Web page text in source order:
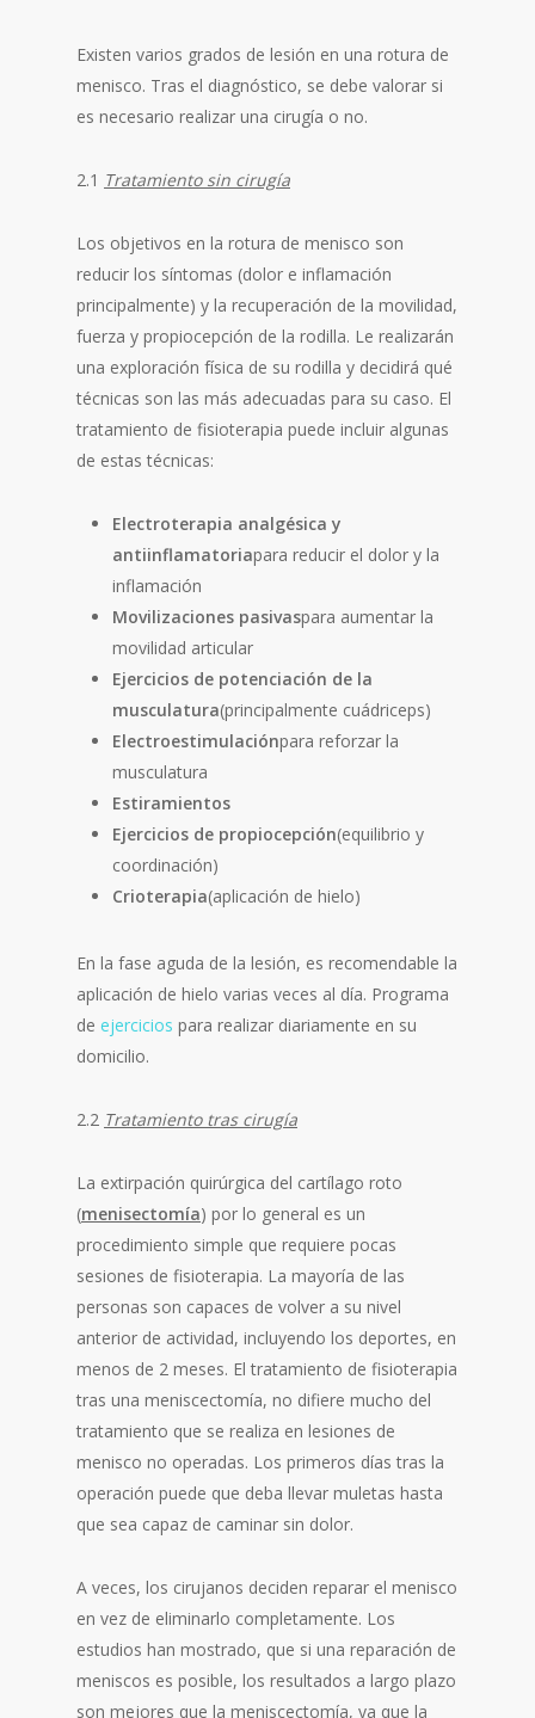
Existen varios grados de lesión en una rotura de
menisco. Tras el diagnóstico, se debe valorar si
es necesario realizar una cirugía o no.
2.1 Tratamiento sin cirugía
Los objetivos en la rotura de menisco son
reducir los síntomas (dolor e inflamación
principalmente) y la recuperación de la movilidad,
fuerza y propiocepción de la rodilla. Le realizarán
una exploración física de su rodilla y decidirá qué
técnicas son las más adecuadas para su caso. El
tratamiento de fisioterapia puede incluir algunas
de estas técnicas:
Electroterapia analgésica y
antiinflamatoriapara reducir el dolor y la
inflamación
Movilizaciones pasivaspara aumentar la
movilidad articular
Ejercicios de potenciación de la
musculatura(principalmente cuádriceps)
Electroestimulaciónpara reforzar la
musculatura
Estiramientos
Ejercicios de propiocepción(equilibrio y
coordinación)
Crioterapia(aplicación de hielo)
En la fase aguda de la lesión, es recomendable la
aplicación de hielo varias veces al día. Programa
de ejercicios para realizar diariamente en su
domicilio.
2.2 Tratamiento tras cirugía
La extirpación quirúrgica del cartílago roto
(menisectomía) por lo general es un
procedimiento simple que requiere pocas
sesiones de fisioterapia. La mayoría de las
personas son capaces de volver a su nivel
anterior de actividad, incluyendo los deportes, en
menos de 2 meses. El tratamiento de fisioterapia
tras una meniscectomía, no difiere mucho del
tratamiento que se realiza en lesiones de
menisco no operadas. Los primeros días tras la
operación puede que deba llevar muletas hasta
que sea capaz de caminar sin dolor.
A veces, los cirujanos deciden reparar el menisco
en vez de eliminarlo completamente. Los
estudios han mostrado, que si una reparación de
meniscos es posible, los resultados a largo plazo
son mejores que la meniscectomía, ya que la